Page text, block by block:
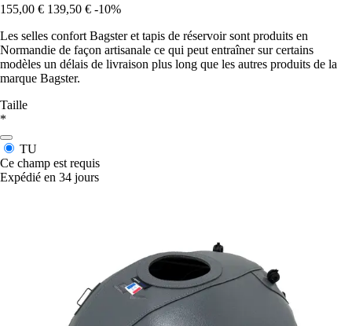
155,00 € 139,50 € -10%
Les selles confort Bagster et tapis de réservoir sont produits en
Normandie de façon artisanale ce qui peut entraîner sur certains
modèles un délais de livraison plus long que les autres produits de la
marque Bagster.
Taille
*
TU
Ce champ est requis
Expédié en 34 jours